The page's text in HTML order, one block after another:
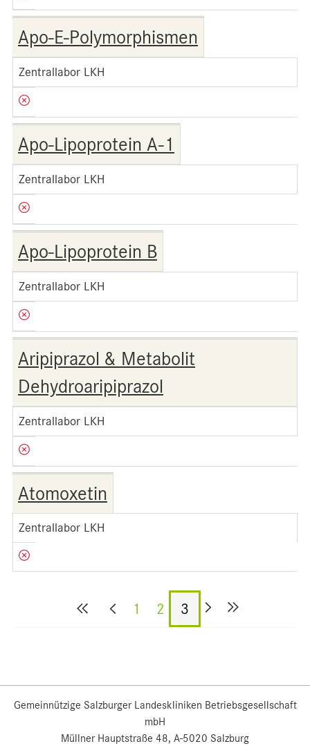
Apo-E-Polymorphismen
Zentrallabor LKH
Apo-Lipoprotein A-1
Zentrallabor LKH
Apo-Lipoprotein B
Zentrallabor LKH
Aripiprazol & Metabolit
Dehydroaripiprazol
Zentrallabor LKH
Atomoxetin
Zentrallabor LKH
1 2 3
Gemeinnützige Salzburger Landeskliniken Betriebsgesellschaft
mbH
Müllner Hauptstraße 48, A-5020 Salzburg